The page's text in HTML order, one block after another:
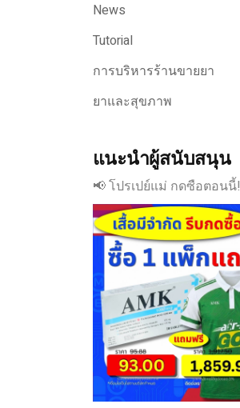
News
Tutorial
การบริหารร้านขายยา
ยาและสุขภาพ
แนะนำผู้สนับสนุน
📢 โปรเปย์แม่ กดซือตอนนี้!